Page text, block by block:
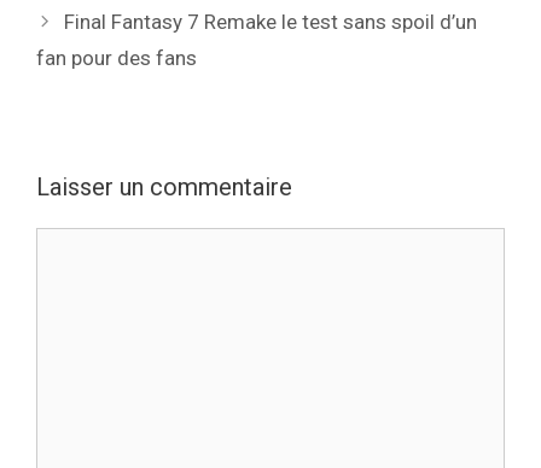
Final Fantasy 7 Remake le test sans spoil d’un
fan pour des fans
Laisser un commentaire